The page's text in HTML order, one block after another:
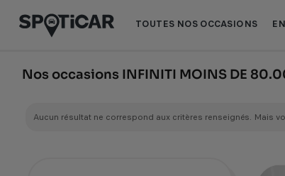
contenu
TOUTES NOS OCCASIONS
Nos occasions INFINITI MOINS DE
Aucun résultat ne correspond aux critères renseignés. Mais